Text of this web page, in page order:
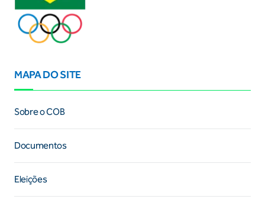
MAPA DO SITE
Sobre o COB
Documentos
Eleições